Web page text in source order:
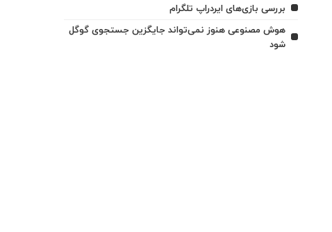
بررسی بازی‌های ایردراپ تلگرام
هوش مصنوعی هنوز نمی‌تواند جایگزین جستجوی گوگل
شود